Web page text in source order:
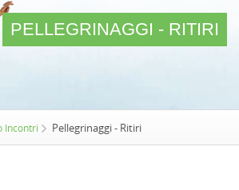
PELLEGRINAGGI - RITIRI
Incontri Pellegrinaggi - Ritiri